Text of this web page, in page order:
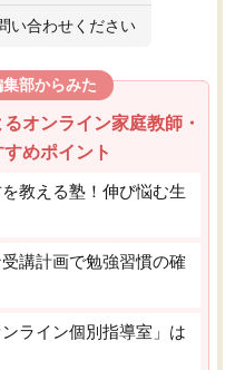
い合わせください
部からみた
オンライン家庭教師・
めポイント
教える塾！伸び悩む生
講計画で勉強習慣の確
ライン個別指導室」は